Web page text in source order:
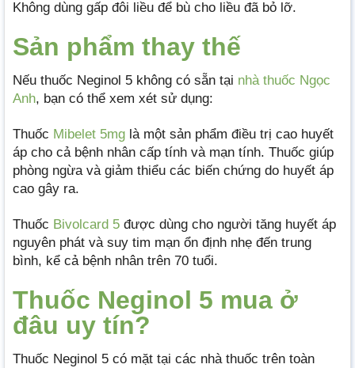
Không dùng gấp đôi liều để bù cho liều đã bỏ lỡ.
Sản phẩm thay thế
Nếu thuốc Neginol 5 không có sẵn tại nhà thuốc Ngọc
Anh, bạn có thể xem xét sử dụng:
Thuốc Mibelet 5mg là một sản phẩm điều trị cao huyết
áp cho cả bệnh nhân cấp tính và mạn tính. Thuốc giúp
phòng ngừa và giảm thiểu các biến chứng do huyết áp
cao gây ra.
Thuốc Bivolcard 5 được dùng cho người tăng huyết áp
nguyên phát và suy tim mạn ổn định nhẹ đến trung
bình, kể cả bệnh nhân trên 70 tuổi.
Thuốc Neginol 5 mua ở
đâu uy tín?
Thuốc Neginol 5 có mặt tại các nhà thuốc trên toàn